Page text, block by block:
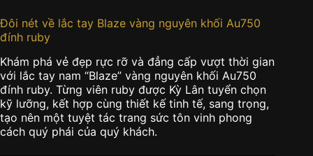
Đôi nét về lắc tay Blaze vàng nguyên khối Au750
đính ruby
Khám phá vẻ đẹp rực rỡ và đẳng cấp vượt thời gian
với lắc tay nam “Blaze” vàng nguyên khối Au750
đính ruby. Từng viên ruby được Kỳ Lân tuyển chọn
kỹ lưỡng, kết hợp cùng thiết kế tinh tế, sang trọng,
tạo nên một tuyệt tác trang sức tôn vinh phong
cách quý phái của quý khách.